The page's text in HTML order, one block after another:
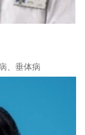
、垂体病